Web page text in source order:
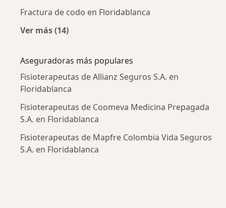
Fractura de codo en Floridablanca
Ver más (14)
Aseguradoras más populares
Fisioterapeutas de Allianz Seguros S.A. en
Floridablanca
Fisioterapeutas de Coomeva Medicina Prepagada
S.A. en Floridablanca
Fisioterapeutas de Mapfre Colombia Vida Seguros
S.A. en Floridablanca